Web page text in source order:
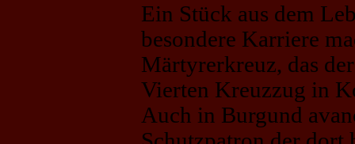
Ein Stück aus dem
besondere Karriere
Märtyrerkreuz, das
Vierten Kreuzzug in
Auch in Burgund